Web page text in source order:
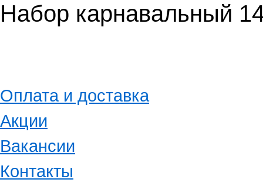
Набор карнавальный
Оплата и доставка
Акции
Вакансии
Контакты